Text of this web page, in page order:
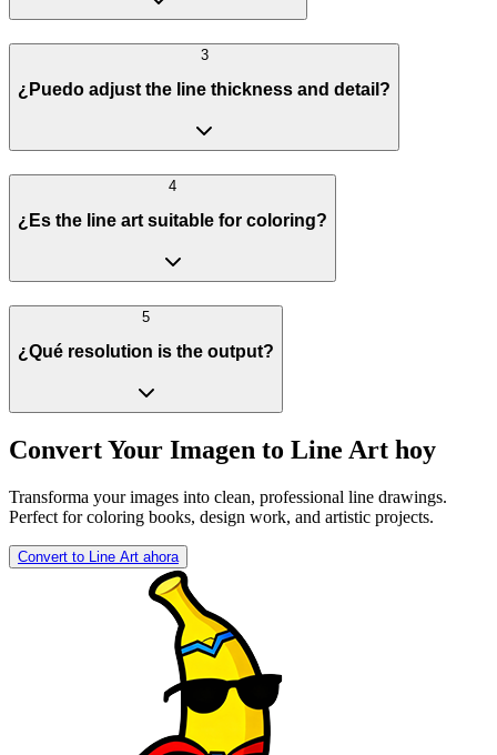
3
¿Puedo adjust the line thickness and detail?
4
¿Es the line art suitable for coloring?
5
¿Qué resolution is the output?
Convert Your Imagen to Line Art hoy
Transforma your images into clean, professional line drawings.
Perfect for coloring books, design work, and artistic projects.
Convert to Line Art ahora